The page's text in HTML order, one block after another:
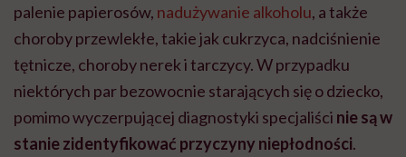
palenie papierosów, nadużywanie alkoholu, a także
choroby przewlekłe, takie jak cukrzyca, nadciśnienie
tętnicze, choroby nerek i tarczycy. W przypadku
niektórych par bezowocnie starających się o dziecko,
pomimo wyczerpującej diagnostyki specjaliści nie są w
stanie zidentyfikować przyczyny niepłodności.